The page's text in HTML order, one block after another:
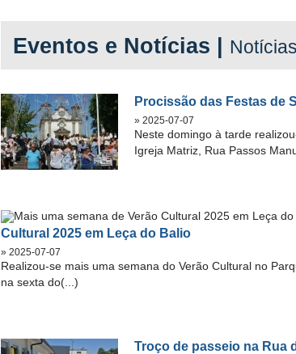
Eventos e Notícias | Notícias
Procissão das Festas de
» 2025-07-07
Neste domingo à tarde
Igreja Matriz, Rua Passos
Cultural 2025 em Leça do Balio
» 2025-07-07
Realizou-se mais uma semana do Verão Cultural no
na sexta do(...)
Troço de passeio na Rua